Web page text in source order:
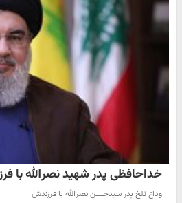
خداحافظی پدر شهید نصرالله
وداع تلخ پدر سیدحسن نصرالله با فرزندش